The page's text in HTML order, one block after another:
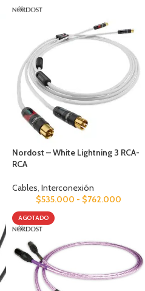
Nordost – White Lightning 3 RCA-
RCA
Cables, Interconexión
$535.000 - $762.000
AGOTADO